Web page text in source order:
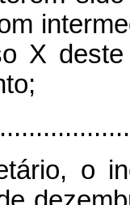
X
o